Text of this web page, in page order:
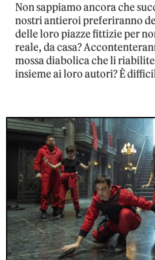
Non sappiamo ancora che
nostri antieroi preferiranno
delle loro piazze fittizie per
reale, da casa?
mossa diabolica che li
insieme ai loro autori? È